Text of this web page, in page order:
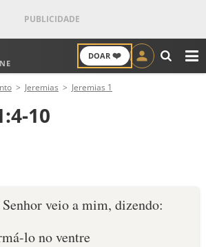
DOAR ❤️
Jeremias Jeremias 1
10
veio a mim, dizendo:
lo no ventre